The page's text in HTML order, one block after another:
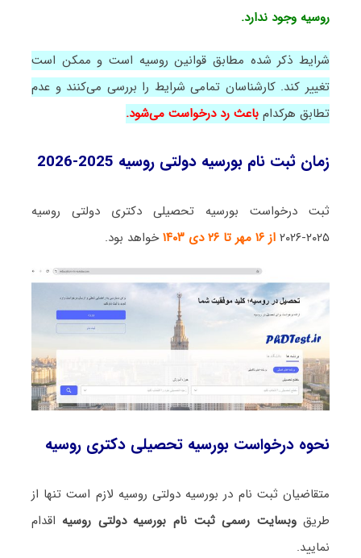
روسیه وجود ندارد.
شرایط ذکر شده مطابق قوانین روسیه است و ممکن است
تغییر کند. کارشناسان تمامی شرایط را بررسی می‌کنند و عدم
تطابق هرکدام باعث رد درخواست می‌شود.
زمان ثبت نام بورسیه دولتی روسیه 2025-2026
ثبت درخواست‌ بورسیه تحصیلی دکتری دولتی روسیه
۲۰۲۵-۲۰۲۶​
از ۱۶ مهر تا ۲۶ دی ۱۴۰۳ خواهد بود.
نحوه درخواست بورسیه تحصیلی دکتری روسیه
متقاضیان ثبت نام در بورسیه دولتی روسیه لازم است تنها از
طریقوبسایت رسمی ثبت نام بورسیه دولتی روسیه اقدام
نمایید.